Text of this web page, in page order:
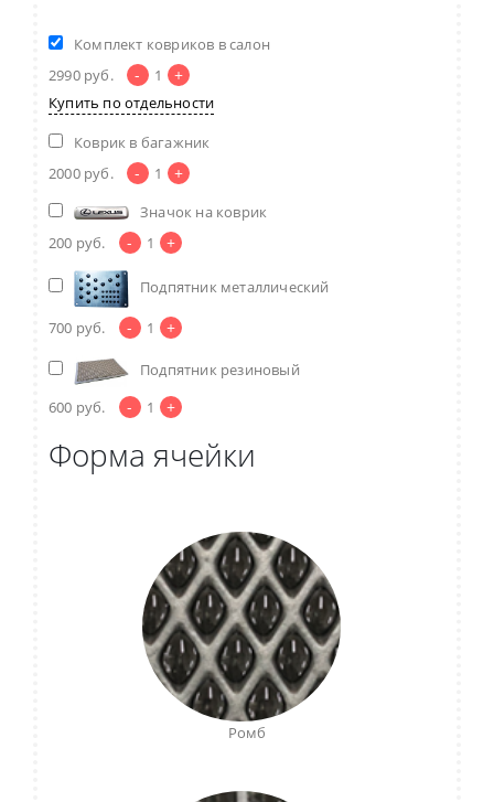
Комплект ковриков в салон
2990 руб. - 1 +
Купить по отдельности
Коврик в багажник
2000 руб. - 1 +
Значок на коврик
200 руб. - 1 +
Подпятник металлический
700 руб. - 1 +
Подпятник резиновый
600 руб. - 1 +
Форма ячейки
Ромб